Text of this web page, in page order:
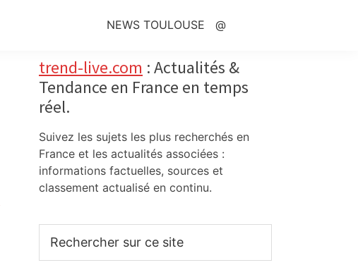
NEWS TOULOUSE @
Primary
Sidebar
trend-live.com : Actualités &
Tendance en France en temps
réel.
Suivez les sujets les plus recherchés en
France et les actualités associées :
informations factuelles, sources et
classement actualisé en continu.
sur